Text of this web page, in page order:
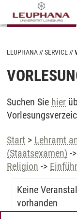
LEUPHANA SERVICE
Suchen Sie hier
Start > Lehramt
(Staatsexamen) ->
Religion ->
Keine
vorhanden